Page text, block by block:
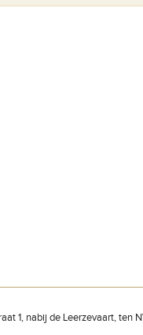
1, nabij de Leerzevaart, ten